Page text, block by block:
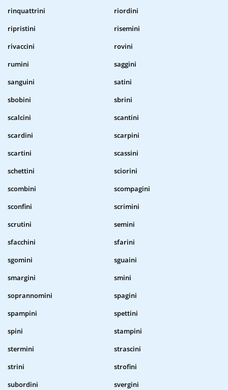
rinquattrini
riordini
ripristini
risemini
rivaccini
rovini
rumini
saggini
sanguini
satini
sbobini
sbrini
scalcini
scantini
scardini
scarpini
scartini
scassini
schettini
sciorini
scombini
scompagini
sconfini
scrimini
scrutini
semini
sfacchini
sfarini
sgomini
sguaini
smargini
smini
soprannomini
spagini
spampini
spettini
spini
stampini
stermini
strascini
strini
strofini
subordini
svergini